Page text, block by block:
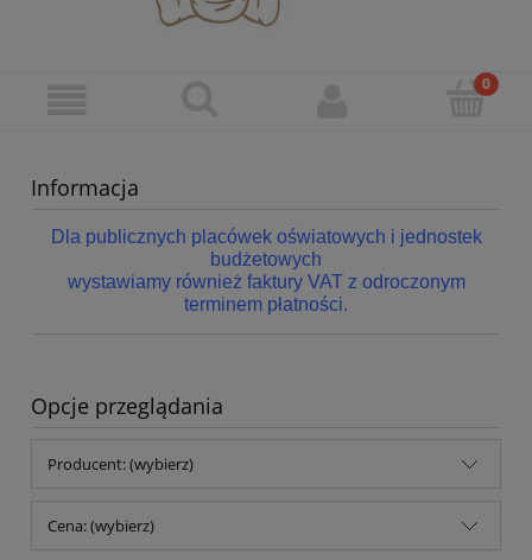
Informacja
Dla publicznych placówek oświatowych i jednostek
budżetowych
wystawiamy również faktury VAT z odroczonym
terminem płatności.
Opcje przeglądania
Producent: (wybierz)
Cena: (wybierz)